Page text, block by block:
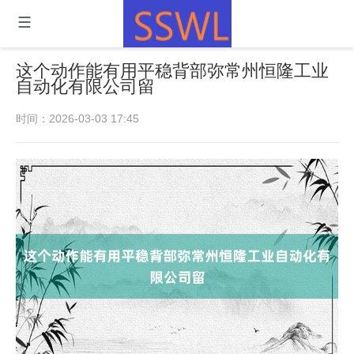
这个动作能有用平稳背部弥常州恒隆工业
自动化有限公司留
时间：2026-03-03 17:45